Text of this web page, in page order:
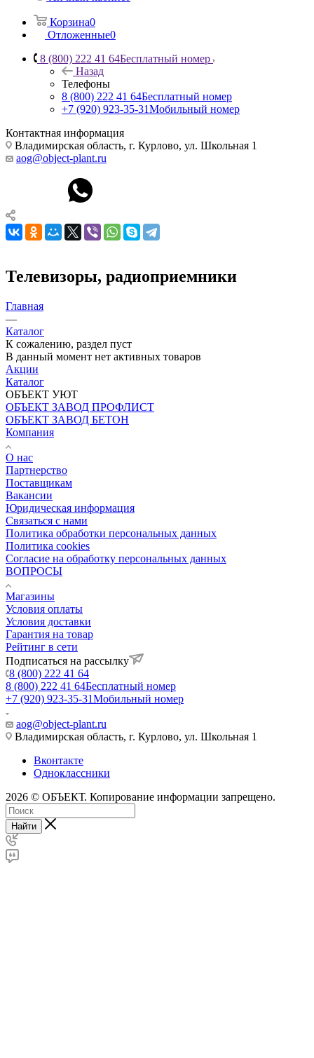
Корзина0
Отложенные0
8 (800) 222 41 64Бесплатный номер
Назад
Телефоны
8 (800) 222 41 64Бесплатный номер
+7 (920) 923-35-31Мобильный номер
Контактная информация
Владимирская область, г. Курлово, ул. Школьная 1
aog@object-plant.ru
Телевизоры, радиоприемники
Главная
—
Каталог
К сожалению, раздел пуст
В данный момент нет активных товаров
Акции
Каталог
ОБЪЕКТ УЮТ
ОБЪЕКТ ЗАВОД ПРОФЛИСТ
ОБЪЕКТ ЗАВОД БЕТОН
Компания
О нас
Партнерство
Поставщикам
Вакансии
Юридическая информация
Связаться с нами
Политика обработки персональных данных
Политика cookies
Согласие на обработку персональных данных
ВОПРОСЫ
Магазины
Условия оплаты
Условия доставки
Гарантия на товар
Рейтинг в сети
Подписаться на рассылку
8 (800) 222 41 64
8 (800) 222 41 64Бесплатный номер
+7 (920) 923-35-31Мобильный номер
aog@object-plant.ru
Владимирская область, г. Курлово, ул. Школьная 1
Вконтакте
Одноклассники
2026 © ОБЪЕКТ. Копирование информации запрещено.
Найти